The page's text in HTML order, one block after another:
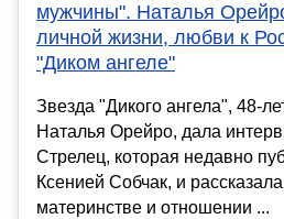
мужчины". Наталья
личной жизни, любви к
"Диком ангеле"
Звезда "Дикого ангела", 48-
Наталья Орейро, дала
Стрелец, которая недавно
Ксенией Собчак, и
материнстве и отношении ...